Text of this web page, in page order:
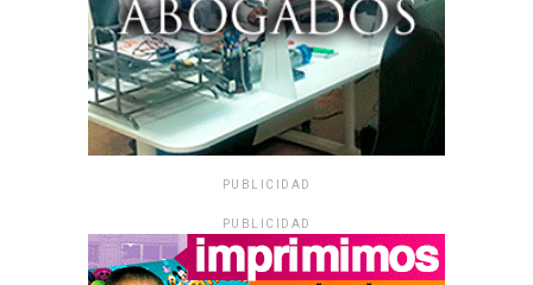
PUBLICIDAD
PUBLICIDAD